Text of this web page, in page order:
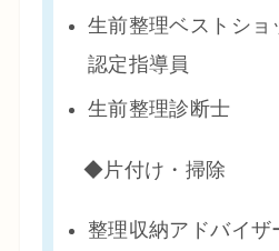
生前整理ベストショ
認定指導員
生前整理診断士
◆片付け・掃除
整理収納アドバイザ